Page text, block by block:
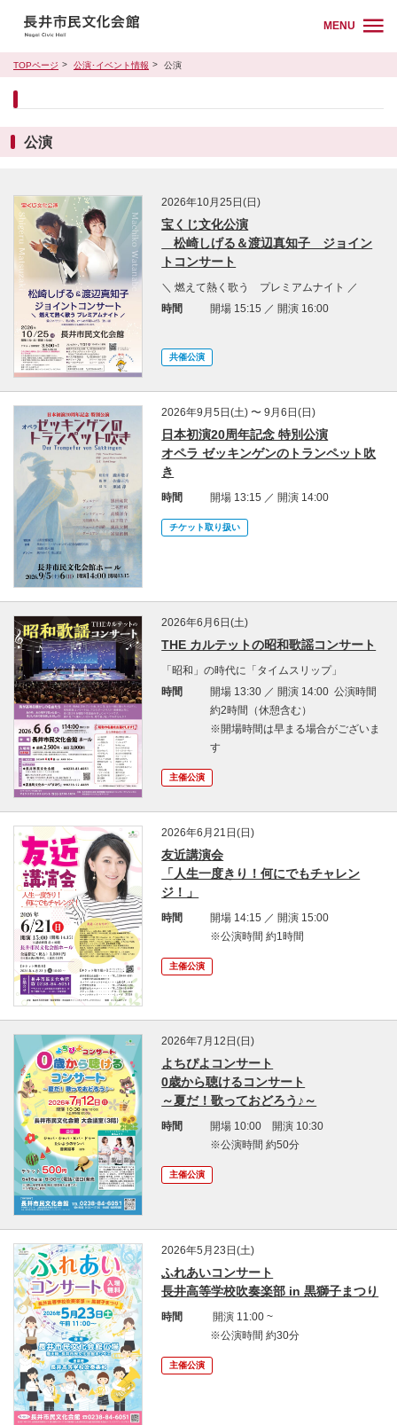
MENU
TOPページ 公演･イベント情報 公演
公演
2026年10月25日(日)
宝くじ文化公演
松崎しげる＆渡辺真知子 ジョイン
トコンサート
＼ 燃えて熱く歌う プレミアムナイト ／
時間
開場 15:15 ／ 開演 16:00
共催公演
2026年9月5日(土) 〜 9月6日(日)
日本初演20周年記念 特別公演
オペラ ゼッキンゲンのトランペット吹
き
時間 開場 13:15 ／ 開演 14:00
チケット取り扱い
2026年6月6日(土)
THE カルテットの昭和歌謡コンサート
「昭和」の時代に「タイムスリップ」
時間
開場 13:30 ／ 開演 14:00 公演時間
約2時間（休憩含む）
※開場時間は早まる場合がございま
す
主催公演
2026年6月21日(日)
友近講演会
「人生一度きり！何にでもチャレン
ジ！」
時間
開場 14:15 ／ 開演 15:00
※公演時間 約1時間
主催公演
2026年7月12日(日)
よちぴよコンサート
0歳から聴けるコンサート
～夏だ！歌っておどろう♪～
時間
開場 10:00 開演 10:30
※公演時間 約50分
主催公演
2026年5月23日(土)
ふれあいコンサート
長井高等学校吹奏楽部 in 黒獅子まつり
時間
開演 11:00 ~
※公演時間 約30分
主催公演